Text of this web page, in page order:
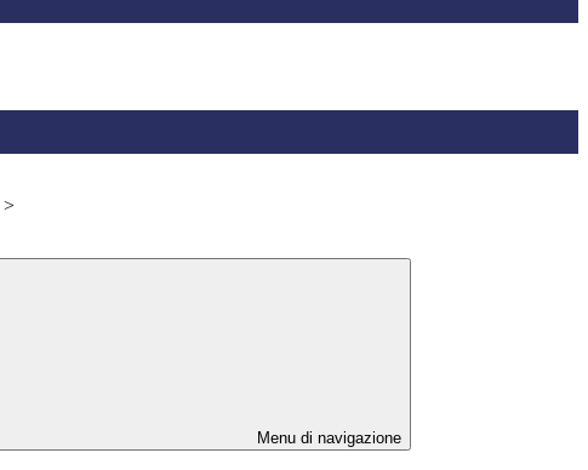
>
Menu di navigazione